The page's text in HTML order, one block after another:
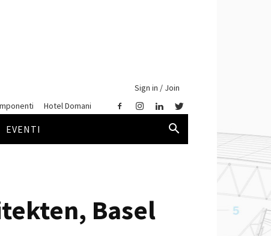
Sign in / Join
Hotel Domani
EVENTI
Basel